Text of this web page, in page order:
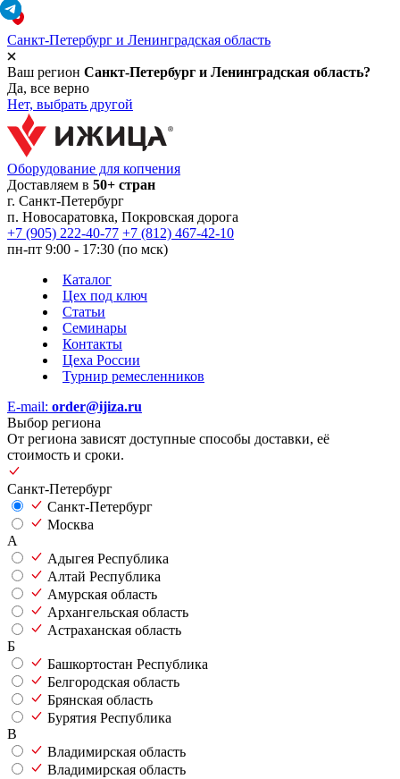
Санкт-Петербург и Ленинградская область
Ваш регион Санкт-Петербург и Ленинградская область?
Да, все верно
Нет, выбрать другой
Оборудование для копчения
Доставляем в 50+ стран
г. Санкт-Петербург
п. Новосаратовка, Покровская дорога
+7 (905) 222-40-77 +7 (812) 467-42-10
пн-пт 9:00 - 17:30 (по мск)
Каталог
Цех под ключ
Статьи
Семинары
Контакты
Цеха России
Турнир ремесленников
E-mail: order@ijiza.ru
Выбор региона
От региона зависят доступные способы доставки, её
стоимость и сроки.
Санкт-Петербург
Санкт-Петербург
Москва
А
Адыгея Республика
Алтай Республика
Амурская область
Архангельская область
Астраханская область
Б
Башкортостан Республика
Белгородская область
Брянская область
Бурятия Республика
В
Владимирская область
Владимирская область